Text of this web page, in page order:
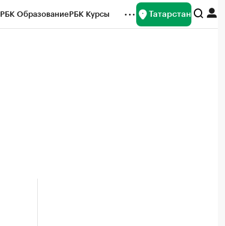
РБК ОбразованиеРБК Курсы Татарстан